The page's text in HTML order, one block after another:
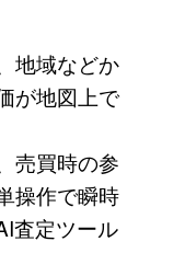
地域などか
が地図上で
売買時の参
操作で瞬時
査定ツール